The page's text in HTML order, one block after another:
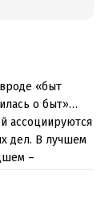
«быт
о быт»…
ассоциируются
дел. В лучшем
–